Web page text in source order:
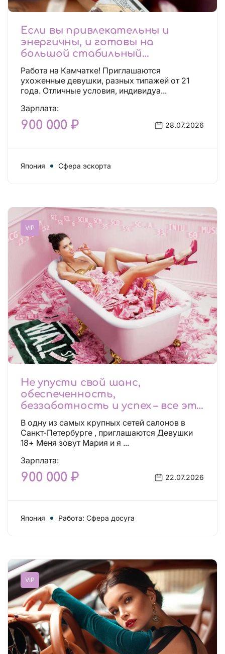
Если вы привлекательны и
энергичны, и готовы на
большой стабильный
заработок, тогда вы уже нашли,
что искали!
Работа на Камчатке! Приглашаются
ухоженные девушки, разных типажей от 21
года. Отличные условия, индивидуа...
Зарплата:
900 000 ₽ 28.07.2026
Япония Сфера эскорта
VIP
Не упусти свой шанс,
обеспеченность,
беззаботность и успех – все это
будет уже завтра, поспеши!
Лучшие условия!
В одну из самых крупных сетей салонов в
Санкт-Петербурге , приглашаются Девушки
18+ Меня зовут Мария и я ...
Зарплата:
900 000 ₽ 22.07.2026
Япония Работа: Сфера досуга
VIP